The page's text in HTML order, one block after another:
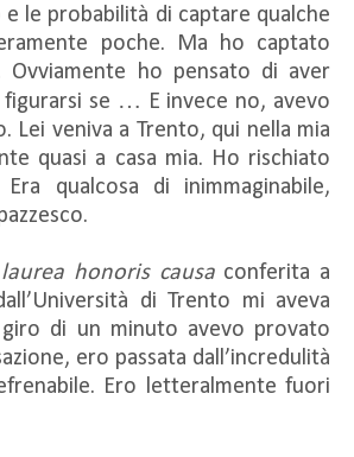
le probabilità di captare qualche
poche. Ma ho captato
Ovviamente ho pensato di aver
figurarsi se … E invece no, avevo
Lei veniva a Trento, qui nella mia
quasi a casa mia. Ho rischiato
qualcosa di inimmaginabile,
laurea honoris causaconferita a
di Trento mi aveva
di un minuto avevo provato
ero passata dall’incredulità
Ero letteralmente fuori